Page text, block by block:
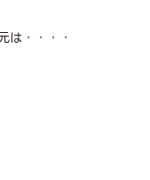
は・・・・